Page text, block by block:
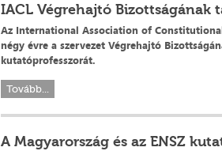
IACL Végrehajtó Bizottságának
Az International Association of
négy évre a szervezet Végrehajtó
kutatóprofesszorát.
Tovább...
A Magyarország és az ENSZ